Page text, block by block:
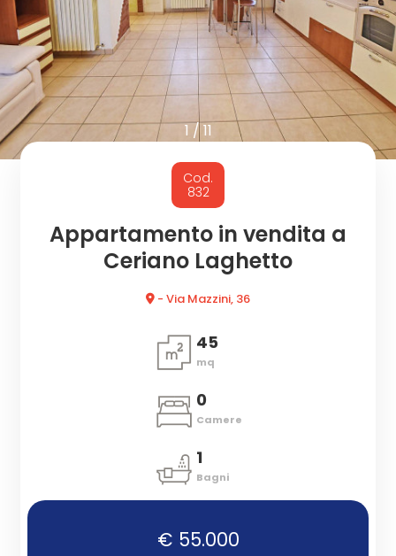
1 /11
Cod.
832
Appartamento in vendita a
Ceriano Laghetto
- Via Mazzini, 36
45
mq
0
Camere
1
Bagni
€ 55.000
AFFITTO
ACQUISIZIONE
LAVORA
Affitto
Scegli
dove
cercare
Comune